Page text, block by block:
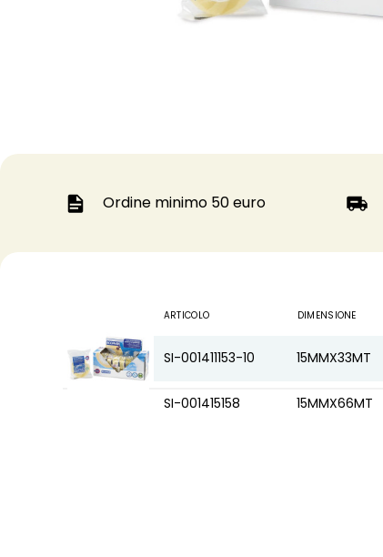
Ordine minimo 50 euro
ARTICOLO DIMENSIONE
SI-001411153-10 15MMX33MT
SI-001415158 15MMX66MT